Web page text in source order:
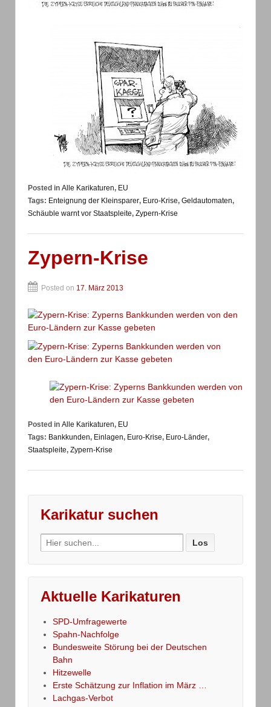
Posted in Alle Karikaturen, EU
Tags: Enteignung der Kleinsparer, Euro-Krise, Geldautomaten,
Schäuble warnt vor Staatspleite, Zypern-Krise
Zypern-Krise
Posted on 17. März 2013
Posted in Alle Karikaturen, EU
Tags: Bankkunden, Einlagen, Euro-Krise, Euro-Länder,
Staatspleite, Zypern-Krise
Karikatur suchen
Search
for:
Aktuelle Karikaturen
SPD-Umfragewerte
Spahn-Nachfolge
Bundesweite Störung bei der Deutschen
Bahn
Hitzewelle
Erste Schätzung zur Inflation im März …
Lachgas-Verbot